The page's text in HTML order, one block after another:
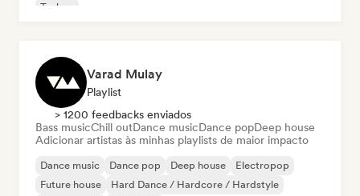
Techno
Varad Mulay
Playlist
> 1200 feedbacks enviados
Bass musicChill outDance musicDance popDeep house
Adicionar artistas às minhas playlists de maior impacto
Dance music Dance pop Deep house
Electropop
Future house
Hard Dance / Hardcore / Hardstyle